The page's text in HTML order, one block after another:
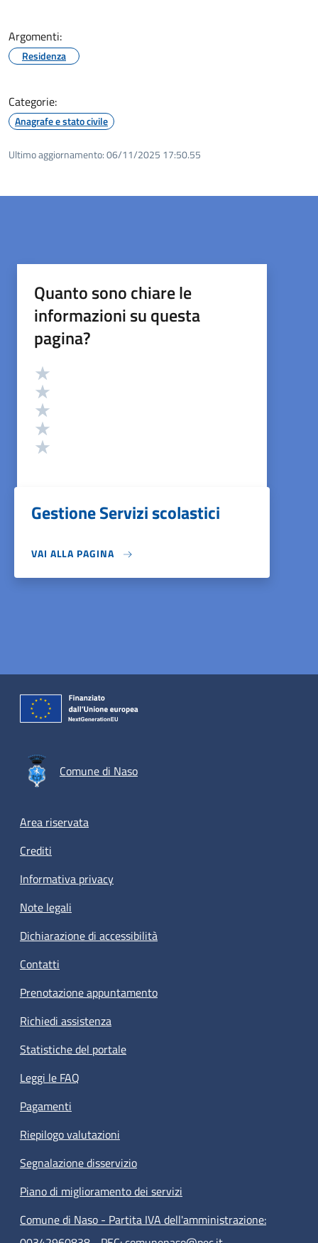
Argomenti:
Residenza
Categorie:
Anagrafe e stato civile
Ultimo aggiornamento:06/11/2025 17:50.55
Quanto sono chiare le
informazioni su questa
pagina?
Valutazione
Gestione Servizi scolastici
VAI ALLA PAGINA
Comune di Naso
Footer menu
Area riservata
Crediti
Informativa privacy
Note legali
Dichiarazione di accessibilità
Contatti
Prenotazione appuntamento
Richiedi assistenza
Statistiche del portale
Leggi le FAQ
Pagamenti
Riepilogo valutazioni
Segnalazione disservizio
Piano di miglioramento dei servizi
Comune di Naso - Partita IVA dell'amministrazione: